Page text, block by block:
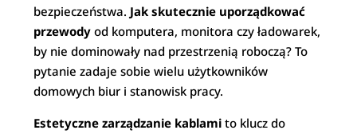
bezpieczeństwa. Jak skutecznie uporządkować
przewody od komputera, monitora czy ładowarek,
by nie dominowały nad przestrzenią roboczą? To
pytanie zadaje sobie wielu użytkowników
domowych biur i stanowisk pracy.
Estetyczne zarządzanie kablami to klucz do